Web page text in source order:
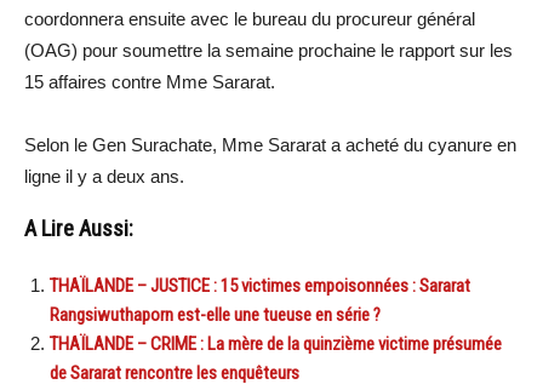
coordonnera ensuite avec le bureau du procureur général
(OAG) pour soumettre la semaine prochaine le rapport sur les
15 affaires contre Mme Sararat.
Selon le Gen Surachate, Mme Sararat a acheté du cyanure en
ligne il y a deux ans.
A Lire Aussi:
THAÏLANDE – JUSTICE : 15 victimes empoisonnées : Sararat
Rangsiwuthaporn est-elle une tueuse en série ?
THAÏLANDE – CRIME : La mère de la quinzième victime présumée
de Sararat rencontre les enquêteurs